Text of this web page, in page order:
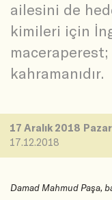
ailesini de
kimileri için
kahramanıdır.
17 Aralık 2018
17.12.2018
Damad Mahmud Paşa,